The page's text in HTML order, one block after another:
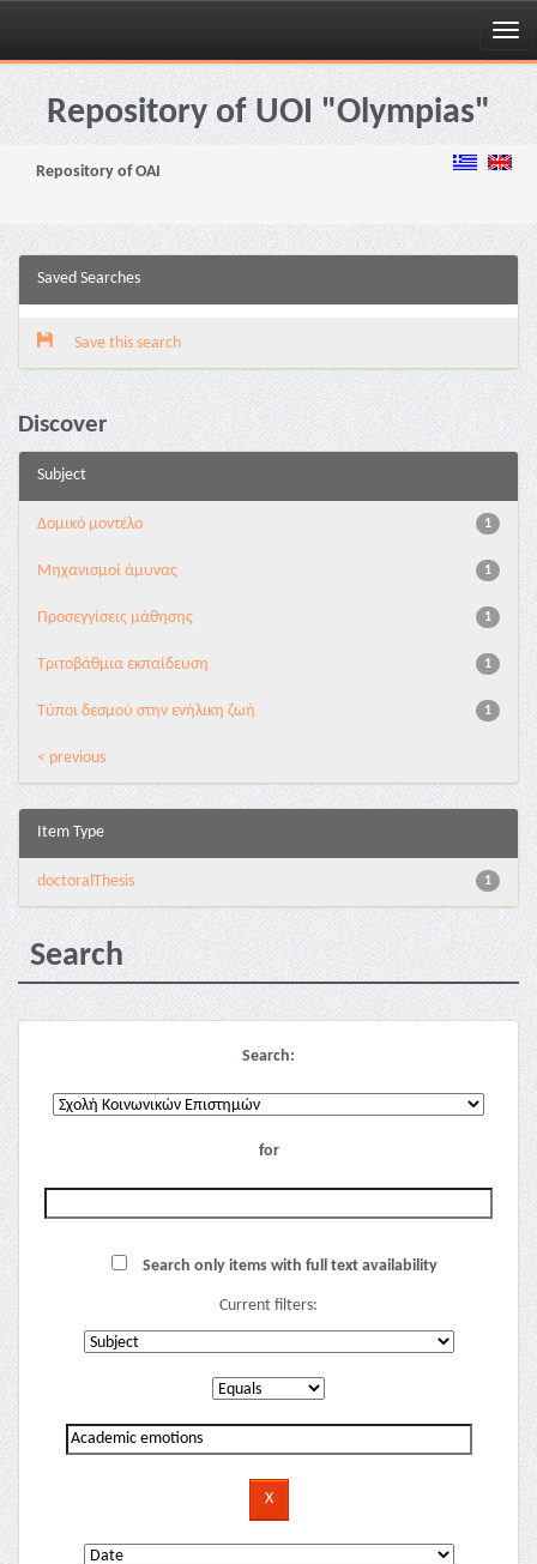
Skip
navigationRepository of UOI "Olympias"
Repository of OAI
Saved Searches
Save this search
Discover
Subject
1
Δομικό μοντέλο
1
Μηχανισμοί άμυνας
1
Προσεγγίσεις μάθησης
1
Τριτοβάθμια εκπαίδευση
1
Τύποι δεσμού στην ενήλικη ζωή
< previous
Item Type
1
doctoralThesis
Search
Search:
for
Search only items with full text availability
Current filters: